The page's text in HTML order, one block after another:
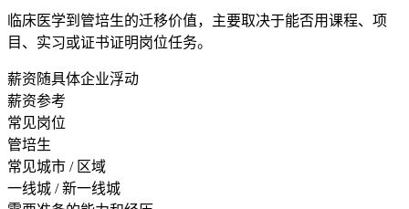
临床医学到管培生的迁移价值，主要取决于能否用课程、项
目、实习或证书证明岗位任务。
薪资随具体企业浮动
薪资参考
常见岗位
管培生
常见城市 / 区域
一线城 / 新一线城